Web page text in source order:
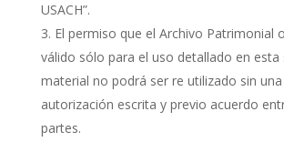
USACH”.
El permiso que el Archivo Patrimonial
válido sólo para el uso detallado en esta
material no podrá ser re utilizado sin
autorización escrita y previo acuerdo
partes.